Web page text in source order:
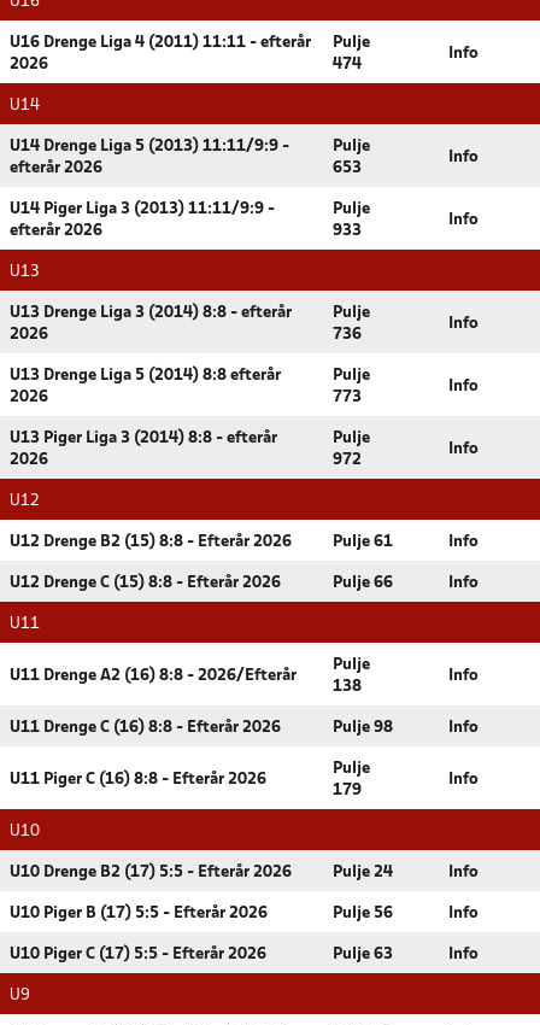
U16 Drenge Liga 4 (2011) 11:11 - efterår
2026
Pulje
474
Info
U14
U14 Drenge Liga 5 (2013) 11:11/9:9 -
efterår 2026
Pulje
653
Info
U14 Piger Liga 3 (2013) 11:11/9:9 -
efterår 2026
Pulje
933
Info
U13
U13 Drenge Liga 3 (2014) 8:8 - efterår
2026
Pulje
736
Info
U13 Drenge Liga 5 (2014) 8:8 efterår
2026
Pulje
773
Info
U13 Piger Liga 3 (2014) 8:8 - efterår
2026
Pulje
972
Info
U12
U12 Drenge B2 (15) 8:8 - Efterår 2026 Pulje 61 Info
U12 Drenge C (15) 8:8 - Efterår 2026 Pulje 66 Info
U11
U11 Drenge A2 (16) 8:8 - 2026/Efterår
Pulje
138
Info
U11 Drenge C (16) 8:8 - Efterår 2026 Pulje 98 Info
U11 Piger C (16) 8:8 - Efterår 2026
Pulje
179
Info
U10
U10 Drenge B2 (17) 5:5 - Efterår 2026 Pulje 24 Info
U10 Piger B (17) 5:5 - Efterår 2026 Pulje 56 Info
U10 Piger C (17) 5:5 - Efterår 2026 Pulje 63 Info
U9